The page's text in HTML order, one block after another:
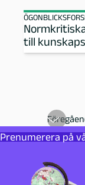
till
Prenumerera på